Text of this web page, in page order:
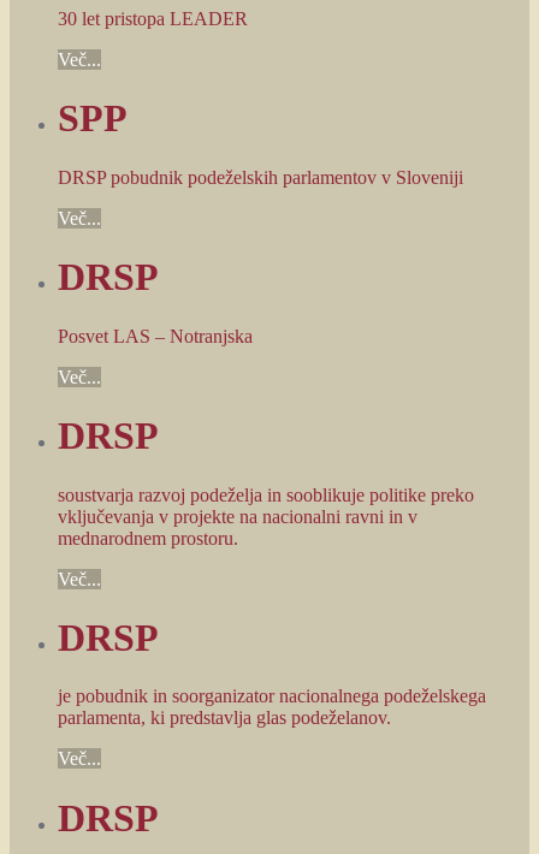
30 let pristopa LEADER
Več...
SPP
DRSP pobudnik podeželskih parlamentov v Sloveniji
Več...
DRSP
Posvet LAS – Notranjska
Več...
DRSP
soustvarja razvoj podeželja in sooblikuje politike preko
vključevanja v projekte na nacionalni ravni in v
mednarodnem prostoru.
Več...
DRSP
je pobudnik in soorganizator nacionalnega podeželskega
parlamenta, ki predstavlja glas podeželanov.
Več...
DRSP